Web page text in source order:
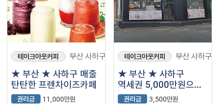
테이크아웃커피 부산 사하구
★ 부산 ★ 사하구 매출
탄탄한 프렌차이즈카페
권리금
11,000만원
테이크아웃커피 부산 사하구
★ 부산 ★ 사하구
역세권 5,000만원으로
창업하기
권리금
3,500만원